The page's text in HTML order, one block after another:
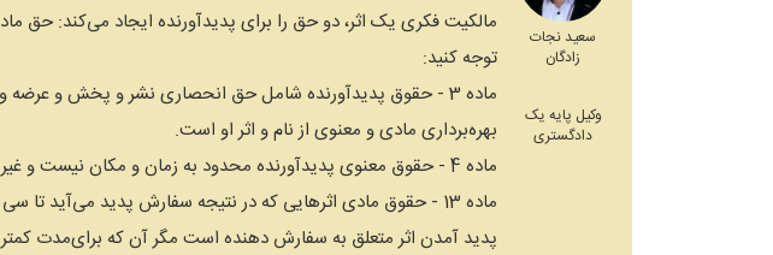
سعید نجات
زادگان
وکیل پایه یک
دادگستری
توجه کنید:
‌ماده 3 - حقوق پدیدآورنده شامل حق انحصاری نشر و پخش و عرضه و اجرای اثر و حق
بهره‌برداری مادی و معنوی از نام و اثر او است.
‌ماده 4 - حقوق معنوی پدیدآورنده محدود به زمان و مکان نیست و غیر قابل انتقال
‌ماده 13 - حقوق مادی اثرهایی که در نتیجه سفارش پدید می‌آید تا سی سال از تاریخ
پدید آمدن اثر متعلق به سفارش دهنده است مگر آن که برای‌مدت کمتر